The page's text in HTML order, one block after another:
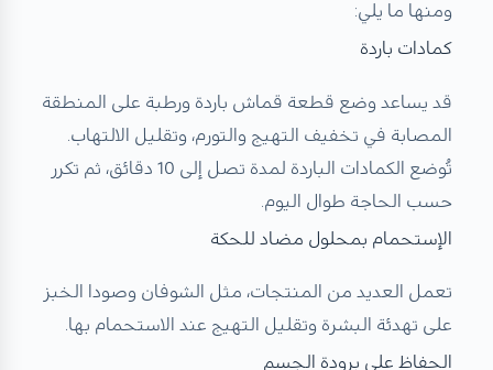
ومنها ما يلي:
كمادات باردة
قد يساعد وضع قطعة قماش باردة ورطبة على المنطقة
المصابة في تخفيف التهيج والتورم، وتقليل الالتهاب.
تُوضع الكمادات الباردة لمدة تصل إلى 10 دقائق، ثم تكرر
حسب الحاجة طوال اليوم.
الإستحمام بمحلول مضاد للحكة
تعمل العديد من المنتجات، مثل الشوفان وصودا الخبز
على تهدئة البشرة وتقليل التهيج عند الاستحمام بها.
الحفاظ على برودة الجسم